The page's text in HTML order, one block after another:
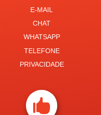
E-MAIL
CHAT
WHATSAPP
TELEFONE
PRIVACIDADE
